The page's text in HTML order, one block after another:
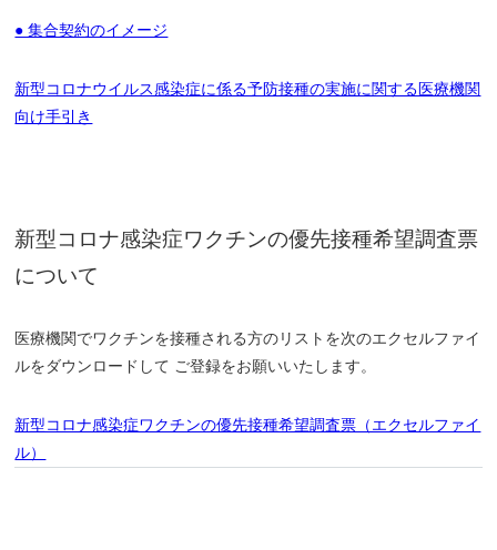
● 集合契約のイメージ
新型コロナウイルス感染症に係る予防接種の実施に関する医療機関
向け手引き
新型コロナ感染症ワクチンの優先接種希望調査票
について
医療機関でワクチンを接種される方のリストを次のエクセルファイ
ルをダウンロードして ご登録をお願いいたします。
新型コロナ感染症ワクチンの優先接種希望調査票（エクセルファイ
ル）